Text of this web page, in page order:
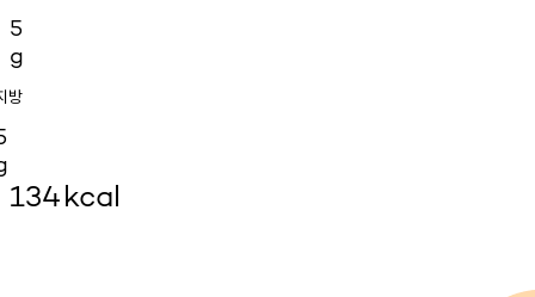
5
g
방
134kcal